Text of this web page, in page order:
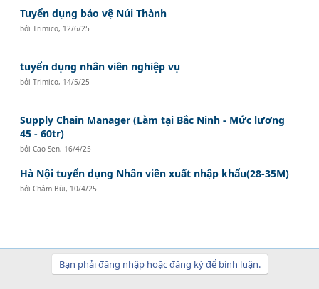
Tuyển dụng bảo vệ Núi Thành
bởiTrimico, 12/6/25
tuyển dụng nhân viên nghiệp vụ
bởiTrimico, 14/5/25
Supply Chain Manager (Làm tại Bắc Ninh - Mức lương
45 - 60tr)
bởiCao Sen, 16/4/25
Hà Nội tuyển dụng Nhân viên xuất nhập khẩu(28-35M)
bởiChâm Bùi, 10/4/25
Bạn phải đăng nhập hoặc đăng ký để bình luận.